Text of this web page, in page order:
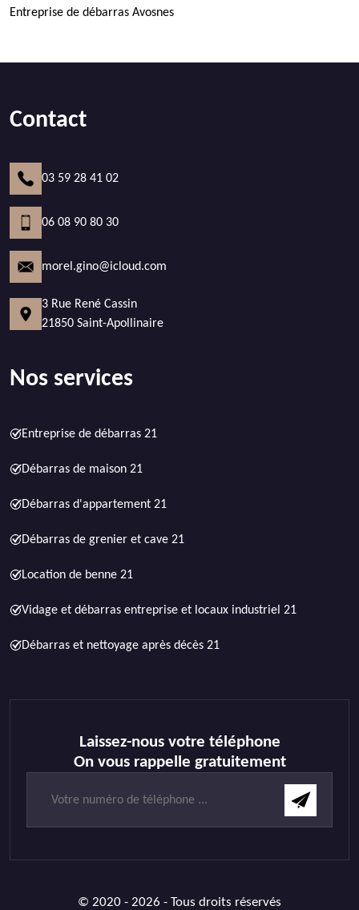
Entreprise de débarras Avosnes
Contact
03 59 28 41 02
06 08 90 80 30
morel.gino@icloud.com
3 Rue René Cassin
21850 Saint-Apollinaire
Nos services
Entreprise de débarras 21
Débarras de maison 21
Débarras d'appartement 21
Débarras de grenier et cave 21
Location de benne 21
Vidage et débarras entreprise et locaux industriel 21
Débarras et nettoyage après décès 21
Laissez-nous votre téléphone
On vous rappelle gratuitement
© 2020 - 2026 - Tous droits réservés